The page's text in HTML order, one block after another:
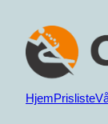
innhold
HjemPrisliste